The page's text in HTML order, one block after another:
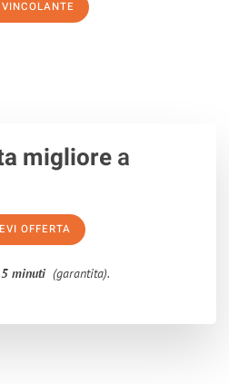
migliorea
OFFERTA
minuti (garantita).